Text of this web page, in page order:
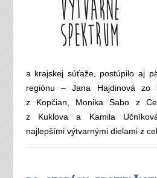
a krajskej súťaže, postúpilo aj
regiónu – Jana Hajdinová zo
z Kopčian, Monika Sabo z
z Kuklova a Kamila
najlepšími výtvarnými dielami z